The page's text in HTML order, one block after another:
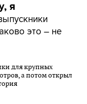
я
это – не